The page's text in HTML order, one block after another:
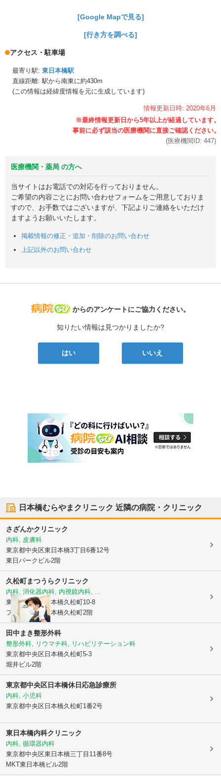
[Google Mapで見る]
[行き方を調べる]
アクセス・駐車場
最寄り駅: 東日本橋駅
直線距離: 駅から南東に約430m
(この情報は経緯度情報を元に生成しています)
情報更新日時: 2020年6月
(医療機関ID: 447)
医療機関・薬局 の方へ
当サイトはお電話での対応を行っておりません。
ご希望の内容ごとにお問い合わせフォームをご用意しておりま
すので、お手数ではございますが、下記よりご連絡をいただけ
ますようお願いいたします。
掲載情報の修正・追加・削除のお問い合わせ
上記以外のお問い合わせ
病院なび
からのアンケートにご協力ください。
知りたい情報は見つかりましたか?
はい いいえ
日本橋むらやまクリニック 近隣の病院・クリニック
さざんかクリニック
内科, 皮膚科
東京都中央区東日本橋3丁目6番12号
東日パークビル2階
久松町まつうらクリニック
内科, 消化器内科, 内視鏡内科, ...
東京都中央区 日本橋久松町10-8
フィルパーク日本橋久松町2階
田中まき整形外科
整形外科, リウマチ科, リハビリテーション科
東京都中央区 日本橋久松町5-3
堀井ビル2階
東京都中央区日本橋休日応急診療所
内科, 小児科
東京都中央区 日本橋久松町1番2号
東日本橋内科クリニック
内科, 循環器内科
東京都中央区東日本橋三丁目11番8号
MKT東日本橋ビル2階